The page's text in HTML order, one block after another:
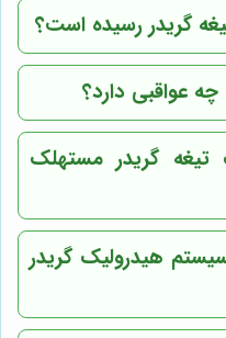
گریدر رسیده است؟
چه عواقبی دارد؟
گریدر مستهلک
هیدرولیک گریدر